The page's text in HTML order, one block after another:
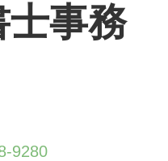
士事務
9280